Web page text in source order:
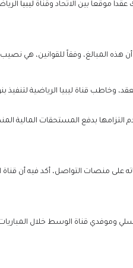
عقداً موقعاً بين الاتحاد وقناة ليبيا
المبالغ، وفقاً للقوانين، هي نصيب أصيل
وخاطب قناة ليبيا الرياضية لتنفيذ
التزامها بدفع المستحقات المالية
على منصات التواصل، أكد فيه